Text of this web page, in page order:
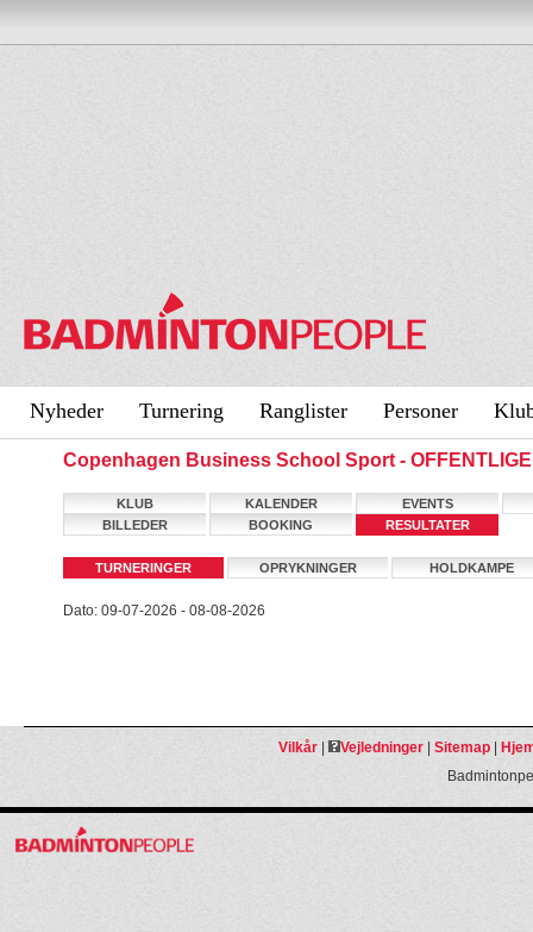
Nyheder Turnering Ranglister Personer
Copenhagen Business School Sport -
KLUB KALENDER
EVENTS
BILLEDER
BOOKING RESULTATER
TURNERINGER OPRYKNINGER HOLDKAMPE
Dato: 09-07-2026 - 08-08-2026
Vilkår| Vejledninger| Sitemap|